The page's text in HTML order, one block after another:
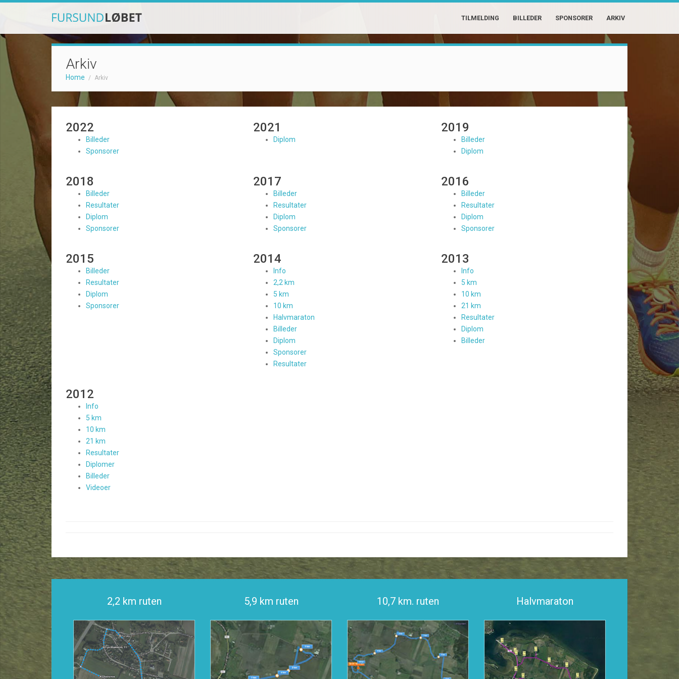
TILMELDING BILLEDER SPONSORER ARKIV
Arkiv
Home / Arkiv
2022
Billeder
Sponsorer
2021
Diplom
2019
Billeder
Diplom
2018
Billeder
Resultater
Diplom
Sponsorer
2017
Billeder
Resultater
Diplom
Sponsorer
2016
Billeder
Resultater
Diplom
Sponsorer
2015
Billeder
Resultater
Diplom
Sponsorer
2014
Info
2,2 km
5 km
10 km
Halvmaraton
Billeder
Diplom
Sponsorer
Resultater
2013
Info
5 km
10 km
21 km
Resultater
Diplom
Billeder
2012
Info
5 km
10 km
21 km
Resultater
Diplomer
Billeder
Videoer
2,2 km ruten 5,9 km ruten 10,7 km. ruten Halvmaraton